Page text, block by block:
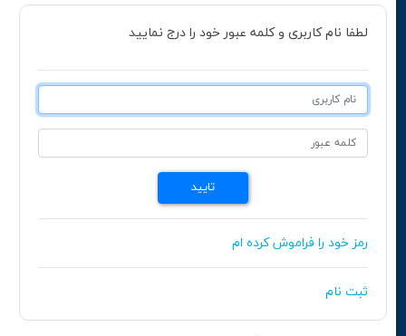
لطفا نام کاربری و کلمه عبور خود را درج نمایید
رمز خود را فراموش کرده ام
ثبت نام